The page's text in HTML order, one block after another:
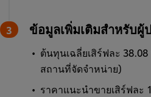
ข้อมูลเพิ่มเติมสำหรับผู้
ต้นทุนเฉลี่ยเสิร์ฟละ
สถานที่จัดจำหน่าย)
ราคาแนะนำขายเสิร์ฟละ